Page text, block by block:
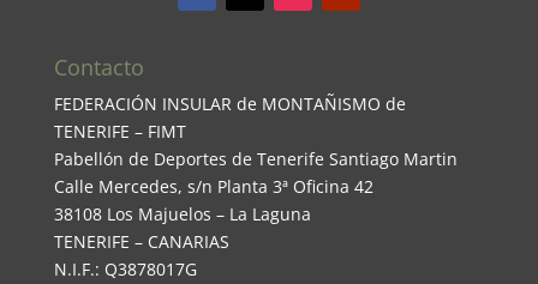
Contacto
FEDERACIÓN INSULAR de MONTAÑISMO de
TENERIFE – FIMT
Pabellón de Deportes de Tenerife Santiago Martin
Calle Mercedes, s/n Planta 3ª Oficina 42
38108 Los Majuelos – La Laguna
TENERIFE – CANARIAS
N.I.F.: Q3878017G